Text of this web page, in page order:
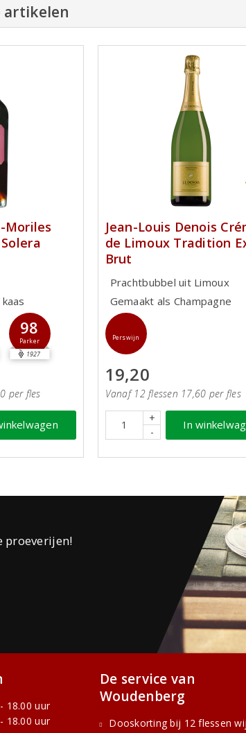
artikelen
Moriles
98
Parker
1927
per fles
Jean-Louis Denois
de Limoux Tradition
Brut
Prachtbubbel uit Limoux
Gemaakt als Champagne
Perswijn
19,20
Vanaf 12 flessen 17,60 per fles
+
-
In
proeverijen!
18.00 uur
18.00 uur
De service van
Woudenberg
Dooskorting bij 12 flessen